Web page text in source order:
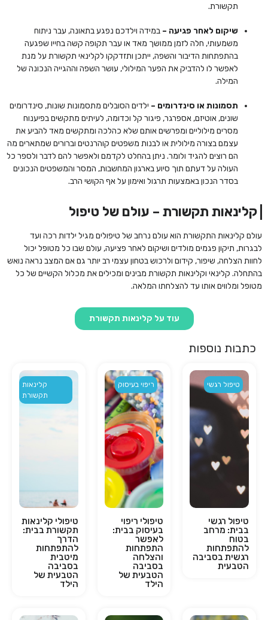
תקשורת.
שיקום לאחר פגיעה – במידה וילדכם נפגע בתאונה, עבר ניתוח
משמעותי, חלה לזמן ממושך מאד או עבר תקופה קשה בחייו שפגעה
בהתפתחות הדיבור והשפה, ייתכן ותזדקקו לקלינאי תקשורת על מנת
לאפשר לו להדביק את הפער המילולי, עושר השפה וההגייה הנכונה של
המילה.
תסמונות או סינדרומים – ילדים הסובלים מתסמונות שונות, סינדרומים
שונים, אוטיזם, אספרגר, פיגור קל וכדומה, לעיתים מתקשים בפיענוח
מסרים מילוליים ומפרשים אותם שלא כהלכה ומתקשים מאד להביע את
עצמם בצורה מילולית או לבנות משפטים קוהרנטים וברורים שמתארים מה
הם רוצים להגיד ולומר. ניתן בהחלט לקדמם ולאפשר להם לדבר ולספר כל
העולה על דעתם תוך סיוע בארגון המחשבות, המסר והמשפטים הנכונים
בסדר הנכון באמצעות תרגול ואימון על אף הקושי הרב.
קלינאות תקשורת – עולם של טיפול
עולם קלינאות התקשורת הוא עולם נרחב של טיפולים מגיל ילדות רכה ועד
לבגרות, תיקון פגמים מולדים ושיקום לאחר פציעה, עולם שבו כל מטופל יכול
לחוות הצלחה, שיפור, קידום ולרכוש בטחון עצמי רב יותר גם אם המצב נראה נואש
בהתחלה. קלינאי וקלינאות תקשורת מבינים ומכילים את מכלול הקשיים של כל
מטופל ומלווים אותו עד להצלחתו המלאה.
עוד על קלינאות תקשורת
כתבות נוספות
טיפול רגשי
טיפול רגשי
בבית: מרחב
בטוח
להתפתחות
רגשית בסביבה
הטבעית
ריפוי בעיסוק
טיפולי ריפוי
בעיסוק בבית:
לאפשר
התפתחות
והצלחה
בסביבה
הטבעית של
הילד
קלינאות
תקשורת
טיפולי קלינאות
תקשורת בבית:
הדרך
להתפתחות
מיטבית
בסביבה
הטבעית של
הילד